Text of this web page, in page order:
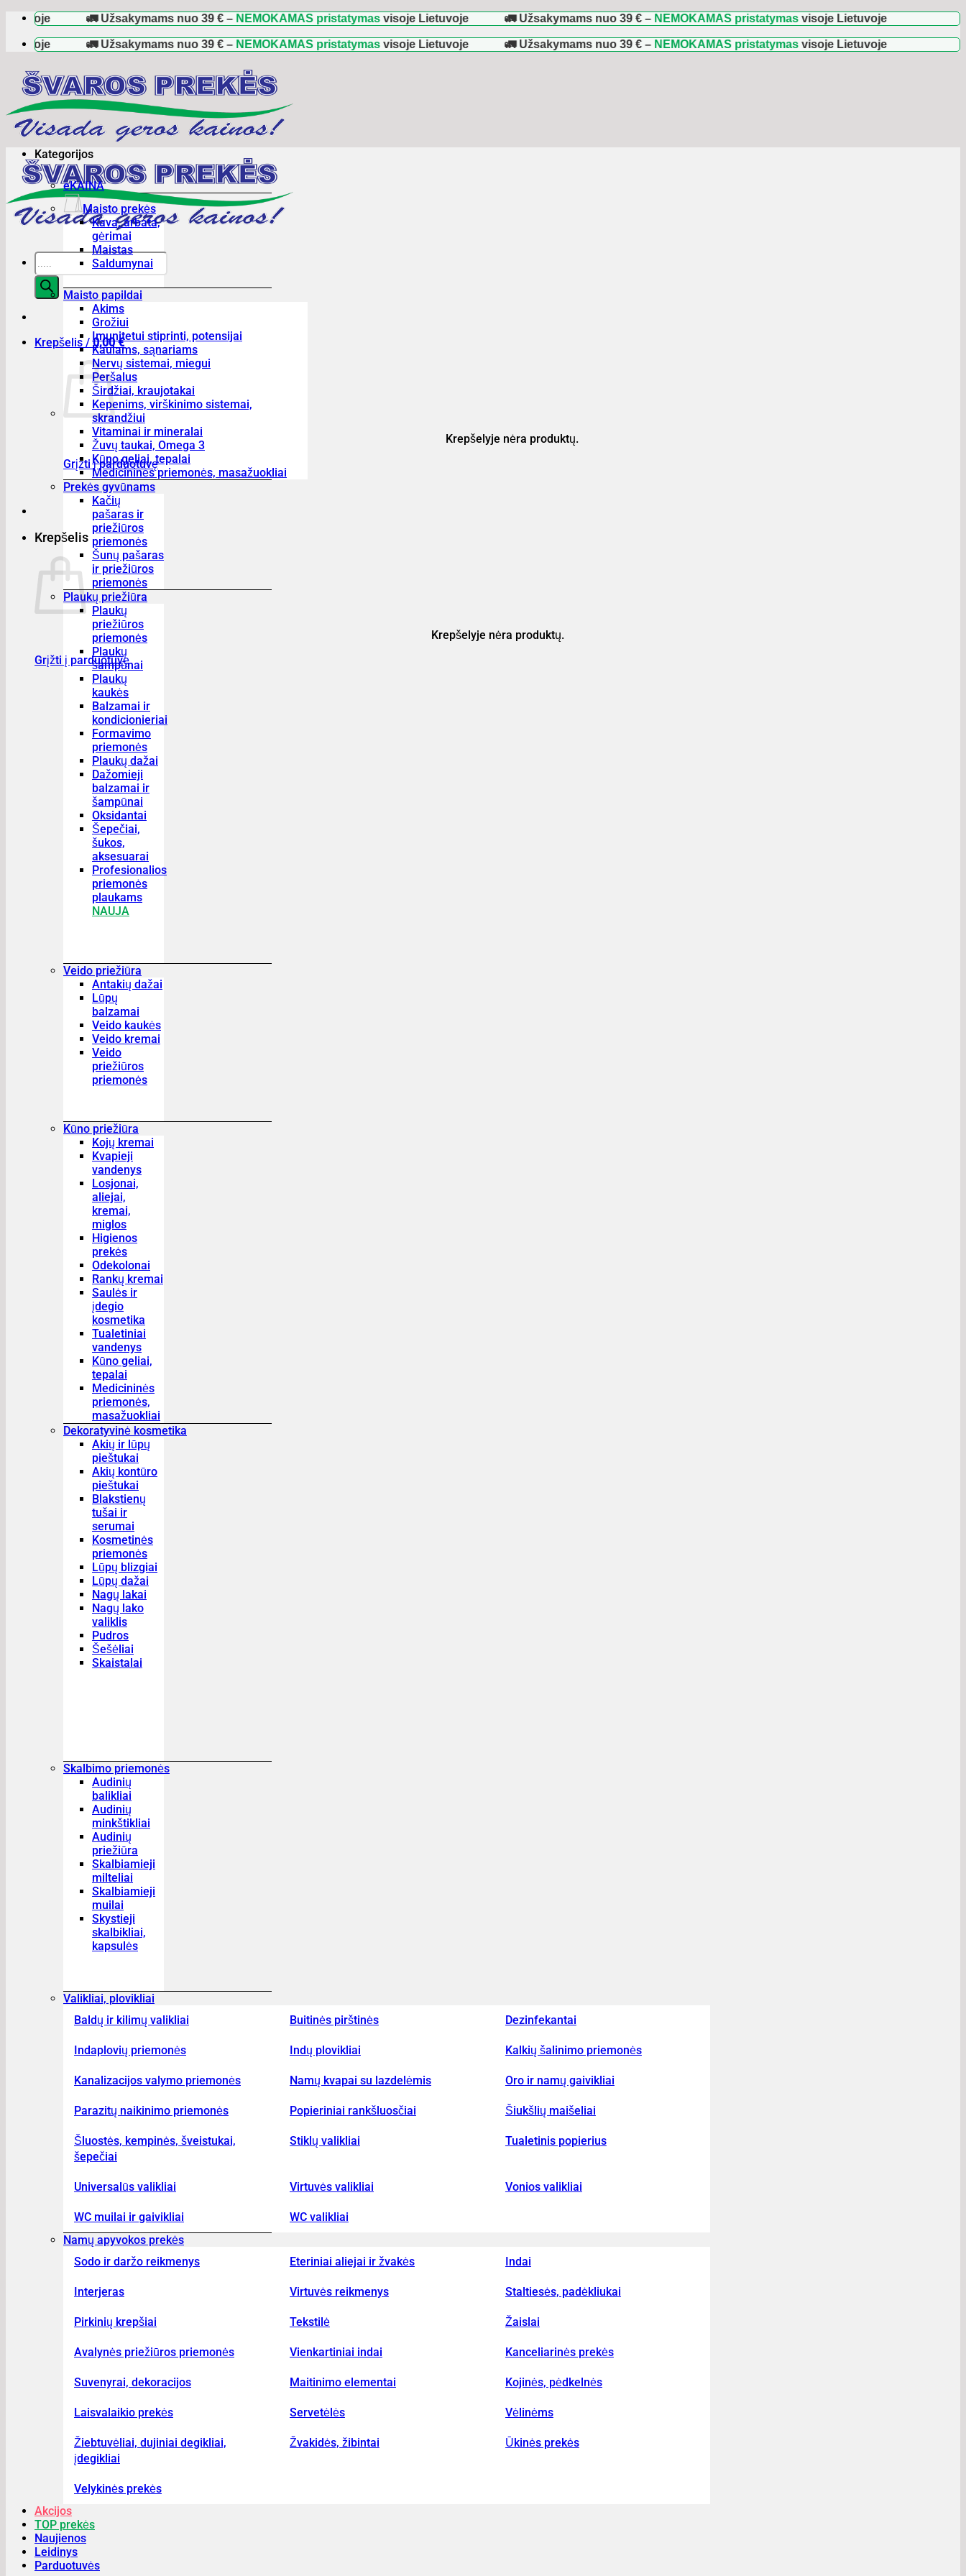
Skip
content
🚛 Užsakymams nuo39 €–NEMOKAMAS pristatymasvisoje Lietuvoje 🚛 Užsakymams nuo39 €–NEMOKAMAS pristatymasvisoje Lietuvoje
🚛 Užsakymams nuo39 €–NEMOKAMAS pristatymasvisoje Lietuvoje 🚛 Užsakymams nuo39 €–NEMOKAMAS pristatymasvisoje Lietuvoje
Products
search
Krepšelis /0,00€
Krepšelyje nėra produktų.
Grįžti į parduotuvę
Krepšelis
Krepšelyje nėra produktų.
Grįžti į parduotuvę
Kategorijos
eKAINA
Maisto prekės
Kava, arbata,
gėrimai
Maistas
Saldumynai
Maisto papildai
Akims
Grožiui
Imunitetui stiprinti, potensijai
Kaulams, sąnariams
Nervų sistemai, miegui
Peršalus
Širdžiai, kraujotakai
Kepenims, virškinimo sistemai,
skrandžiui
Vitaminai ir mineralai
Žuvų taukai, Omega 3
Kūno geliai, tepalai
Medicininės priemonės, masažuokliai
Prekės gyvūnams
Kačių
pašaras ir
priežiūros
priemonės
Šunų pašaras
ir priežiūros
priemonės
Plaukų priežiūra
Plaukų
priežiūros
priemonės
Plaukų
šampūnai
Plaukų
kaukės
Balzamai ir
kondicionieriai
Formavimo
priemonės
Plaukų dažai
Dažomieji
balzamai ir
šampūnai
Oksidantai
Šepečiai,
šukos,
aksesuarai
Profesionalios
priemonės
plaukams
NAUJA
Veido priežiūra
Antakių dažai
Lūpų
balzamai
Veido kaukės
Veido kremai
Veido
priežiūros
priemonės
Kūno priežiūra
Kojų kremai
Kvapieji
vandenys
Losjonai,
aliejai,
kremai,
miglos
Higienos
prekės
Odekolonai
Rankų kremai
Saulės ir
įdegio
kosmetika
Tualetiniai
vandenys
Kūno geliai,
tepalai
Medicininės
priemonės,
masažuokliai
Dekoratyvinė kosmetika
Akių ir lūpų
pieštukai
Akių kontūro
pieštukai
Blakstienų
tušai ir
serumai
Kosmetinės
priemonės
Lūpų blizgiai
Lūpų dažai
Nagų lakai
Nagų lako
valiklis
Pudros
Šešėliai
Skaistalai
Skalbimo priemonės
Audinių
balikliai
Audinių
minkštikliai
Audinių
priežiūra
Skalbiamieji
milteliai
Skalbiamieji
muilai
Skystieji
skalbikliai,
kapsulės
Valikliai, plovikliai
Baldų ir kilimų valikliai
Buitinės pirštinės Dezinfekantai
Indaplovių priemonės Indų plovikliai Kalkių šalinimo priemonės
Kanalizacijos valymo priemonės Namų kvapai su lazdelėmis Oro ir namų gaivikliai
Parazitų naikinimo priemonės Popieriniai rankšluosčiai Šiukšlių maišeliai
Šluostės, kempinės, šveistukai,
šepečiai
Stiklų valikliai Tualetinis popierius
Universalūs valikliai Virtuvės valikliai Vonios valikliai
WC muilai ir gaivikliai
WC valikliai
Namų apyvokos prekės
Sodo ir daržo reikmenys
Eteriniai aliejai ir žvakės Indai
Interjeras Virtuvės reikmenys Staltiesės, padėkliukai
Pirkinių krepšiai Tekstilė Žaislai
Avalynės priežiūros priemonės Vienkartiniai indai Kanceliarinės prekės
Suvenyrai, dekoracijos Maitinimo elementai Kojinės, pėdkelnės
Laisvalaikio prekės Servetėlės Vėlinėms
Žiebtuvėliai, dujiniai degikliai,
įdegikliai
Žvakidės, žibintai Ūkinės prekės
Velykinės prekės
Akcijos
TOP prekės
Naujienos
Leidinys
Parduotuvės